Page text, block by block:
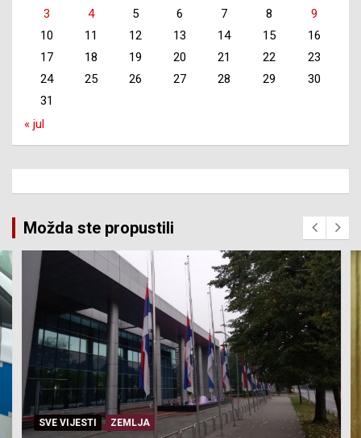
3
4 5 6 7 8
9
10
11 12 13 14 15
16
17
18 19 20 21 22
23
24
25 26 27 28 29
30
31
« jul
Možda ste propustili
SVE VIJESTI ZEMLJA